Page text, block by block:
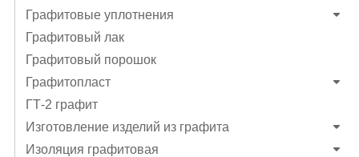
Графитовые уплотнения
Графитовый лак
Графитовый порошок
Графитопласт
ГТ-2 графит
Изготовление изделий из графита
Изоляция графитовая